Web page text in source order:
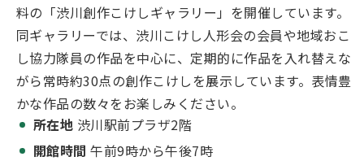
料の「渋川創作こけしギャラリー」を開催しています。
同ギャラリーでは、渋川こけし人形会の会員や地域おこ
し協力隊員の作品を中心に、定期的に作品を入れ替えな
がら常時約30点の創作こけしを展示しています。表情豊
かな作品の数々をお楽しみください。
所在地 渋川駅前プラザ2階
開館時間 午前9時から午後7時